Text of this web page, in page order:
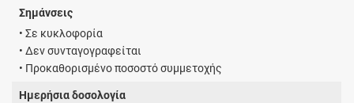
Σημάνσεις
• Σε κυκλοφορία
• Δεν συνταγογραφείται
• Προκαθορισμένο ποσοστό συμμετοχής
Ημερήσια δοσολογία